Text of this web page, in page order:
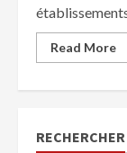
Read More
RECHERCHER